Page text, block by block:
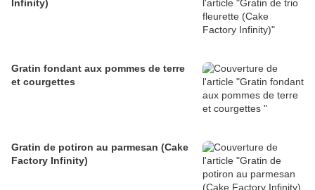
Infinity)
Gratin fondant aux pommes de terre
et courgettes
Gratin de potiron au parmesan (Cake
Factory Infinity)